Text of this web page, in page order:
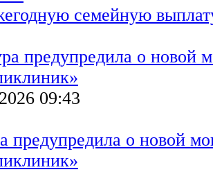
семейную
09:43
предупредила о новой